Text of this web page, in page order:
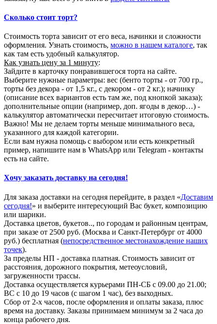
Сколько стоит торт?
Стоимость торта зависит от его веса, начинки и сложности
оформления. Узнать стоимость, можно в нашем каталоге, так
как там есть удобный калькулятор.
Как узнать цену за 1 минуту:
Зайдите в карточку понравившегося торта на сайте.
Выберите нужные параметры: вес (бенто торты - от 700 гр.,
торты без декора - от 1,5 кг., с декором - от 2 кг.); начинку
(описание всех вариантов есть там же, под кнопкой заказа);
дополнительные опции (например, доп. ягоды в декор…) -
калькулятор автоматически пересчитает итоговую стоимость.
Важно! Мы не делаем торты меньше минимального веса,
указанного для каждой категории.
Если вам нужна помощь с выбором или есть конкретный
пример, напишите нам в WhatsApp или Telegram - контакты
есть на сайте.
Хочу заказать доставку на сегодня!
Для заказа доставки на сегодня перейдите, в раздел «Доставим
сегодня!» и выберите интересующий Вас букет, композицию
или шарики.
Доставка цветов, букетов.., по городам и районным центрам,
при заказе от 2500 руб. (Москва и Санкт-Петербург от 4000
руб.) бесплатная (непосредственное местонахождение наших
точек).
За пределы НП - доставка платная. Стоимость зависит от
расстояния, дорожного покрытия, метеоусловий,
загруженности трассы.
Доставка осуществляется курьерами ПН-СБ с 09.00 до 21.00;
ВС с 10 до 19 часов (с шагом 1 час), без выходных.
Сбор от 2-х часов, после оформления и оплаты заказа, плюс
время на доставку. Заказы принимаем минимум за 2 часа до
конца рабочего дня.